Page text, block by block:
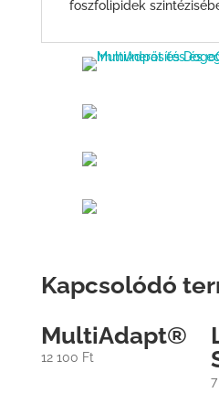
foszfolipidek
Kapcsolódó
MultiAdapt®
12 100 Ft